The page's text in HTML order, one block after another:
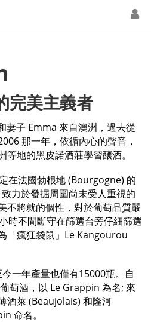
完美主義者
子 Emma 來自澳洲，過去從
那一年，依循內心的聲音，
地的黑皮諾酒莊學習釀酒。
在法國勃根地 (Bourgogne) 的
力於發掘周圍尚未受人重視的
不將就的個性，對於葡萄品質嚴
時不間斷守在篩選台旁仔細篩選
「瘋狂袋鼠」Le Kangourou
一年產量也僅有15000瓶。自
萄酒，以 Le Grappin 為名; 來
酒萊 (Beaujolais) 和隆河
命名。